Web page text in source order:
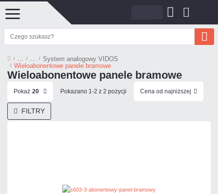
System analogowy VIDOS
Wieloabonentowe panele bramowe
Wieloabonentowe panele bramowe
Pokaż 20 Pokazano 1-2 z 2 pozycji Cena od najniższej
FILTRY